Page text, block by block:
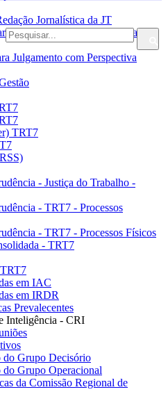
Jornalística da JT
Julgamento com Perspectiva de
Julgamento com Perspectiva
TRT7
- Justiça do Trabalho -
- TRT7 - Processos
- TRT7 - Processos Físicos
- TRT7
em IAC
em IRDR
Prevalecentes
Inteligência - CRI
do Grupo Decisório
do Grupo Operacional
da Comissão Regional de